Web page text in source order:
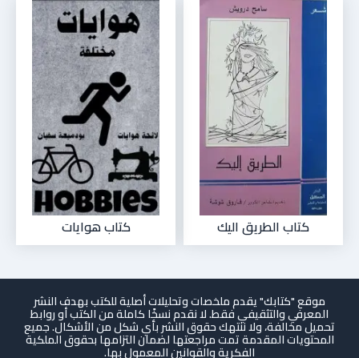
كتاب الطريق اليك كتاب هوايات
موقع "كتابك" يقدم ملخصات وتحليلات أصلية للكتب بهدف النشر
المعرفي والتثقيفي فقط. لا نقدم نسخًا كاملة من الكتب أو روابط
تحميل مخالفة، ولا ننتهك حقوق النشر بأي شكل من الأشكال. جميع
المحتويات المقدمة تمت مراجعتها لضمان التزامها بحقوق الملكية
الفكرية والقوانين المعمول بها.